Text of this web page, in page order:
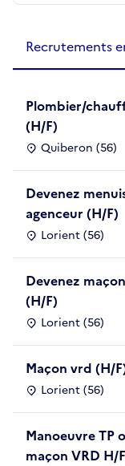
Recrutements
Plombier/
(H/F)
Quiberon (56)
Devenez
agenceur (H/F)
Lorient (56)
Devenez
(H/F)
Lorient (56)
Maçon vrd (H/
Lorient (56)
Manoeuvre TP
maçon VRD H/F